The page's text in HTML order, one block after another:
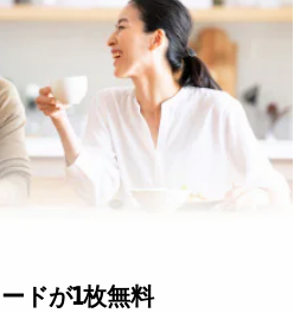
ス「あと分割」で、